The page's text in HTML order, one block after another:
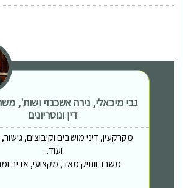
גבי מיכאלי, נירה אשכנזי ושות',
דין ונוטריונים
מקרקעין, דיני מושבים וקיבוצים, גישור,
ועוד...
משרד וותיק מאד, מקצועי, אדיב